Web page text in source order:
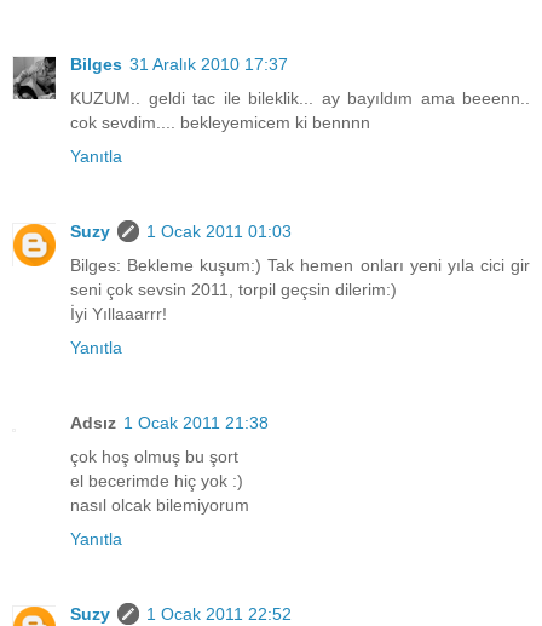
Bilges 31 Aralık 2010 17:37
KUZUM.. geldi tac ile bileklik... ay bayıldım ama beeenn..
cok sevdim.... bekleyemicem ki bennnn
Yanıtla
Suzy
1 Ocak 2011 01:03
Bilges: Bekleme kuşum:) Tak hemen onları yeni yıla cici gir
seni çok sevsin 2011, torpil geçsin dilerim:)
İyi Yıllaaarrr!
Yanıtla
Adsız 1 Ocak 2011 21:38
çok hoş olmuş bu şort
el becerimde hiç yok :)
nasıl olcak bilemiyorum
Yanıtla
Suzy
1 Ocak 2011 22:52